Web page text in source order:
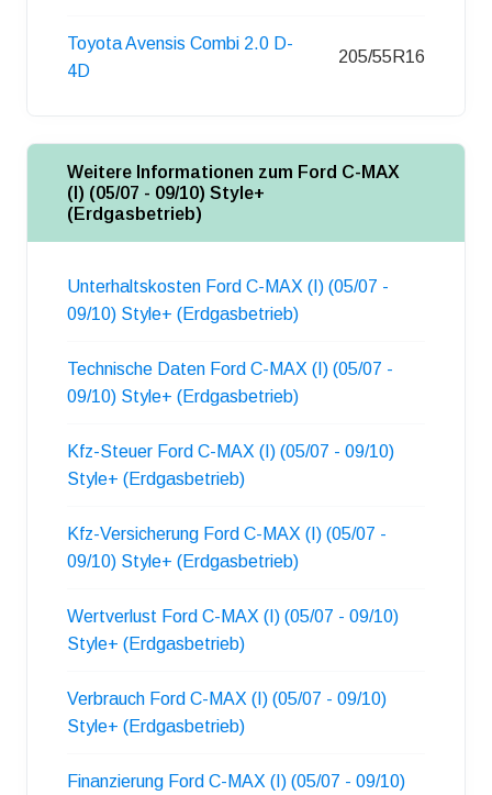
Toyota Avensis Combi 2.0 D-
4D
205/55R16
Weitere Informationen zum Ford C-MAX
(I) (05/07 - 09/10) Style+
(Erdgasbetrieb)
Unterhaltskosten Ford C-MAX (I) (05/07 -
09/10) Style+ (Erdgasbetrieb)
Technische Daten Ford C-MAX (I) (05/07 -
09/10) Style+ (Erdgasbetrieb)
Kfz-Steuer Ford C-MAX (I) (05/07 - 09/10)
Style+ (Erdgasbetrieb)
Kfz-Versicherung Ford C-MAX (I) (05/07 -
09/10) Style+ (Erdgasbetrieb)
Wertverlust Ford C-MAX (I) (05/07 - 09/10)
Style+ (Erdgasbetrieb)
Verbrauch Ford C-MAX (I) (05/07 - 09/10)
Style+ (Erdgasbetrieb)
Finanzierung Ford C-MAX (I) (05/07 - 09/10)